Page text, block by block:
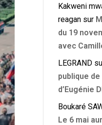
Kakweni
reagan sur
du 19
avec
LEGRAND
publique
d’Eugénie
Boukaré
Le 6 mai